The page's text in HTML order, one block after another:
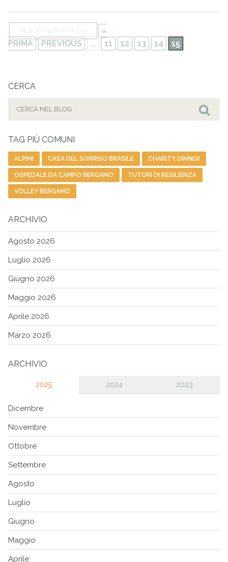
MOSTRA ALTRI ARTICOLI
«
PRIMA
PREVIOUS ... 11 12 13 14 15
CERCA
TAG PIÙ COMUNI
ALPINI CASA DEL SORRISO BRASILE CHARITY DINNER
OSPEDALE DA CAMPO BERGAMO TUTORI DI RESILIENZA
VOLLEY BERGAMO
ARCHIVIO
Agosto 2026
Luglio 2026
Giugno 2026
Maggio 2026
Aprile 2026
Marzo 2026
ARCHIVIO
2025 2024 2023
Dicembre
Novembre
Ottobre
Settembre
Agosto
Luglio
Giugno
Maggio
Aprile